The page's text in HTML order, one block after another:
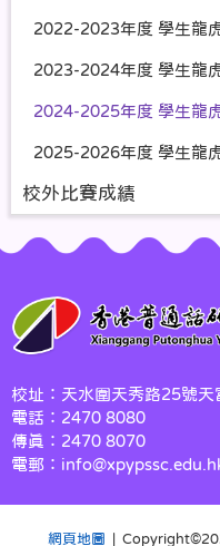
2022-2023年度 學生龍
2023-2024年度 學生龍
2024-2025年度 學生龍
2025-2026年度 學生龍
校外比賽成績
校址：天水圍天秀路25號天
電話：2470 8080
傳真：2470 8070
電郵：
網頁地圖 |